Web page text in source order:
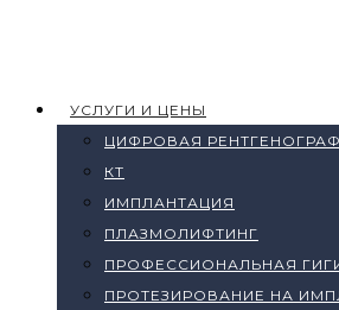
УСЛУГИ И ЦЕНЫ
ЦИФРОВАЯ
КТ
ИМПЛАНТАЦИЯ
ПЛАЗМОЛИФТИНГ
ПРОФЕССИОНАЛЬНАЯ
ПРОТЕЗИРОВАНИЕ НА